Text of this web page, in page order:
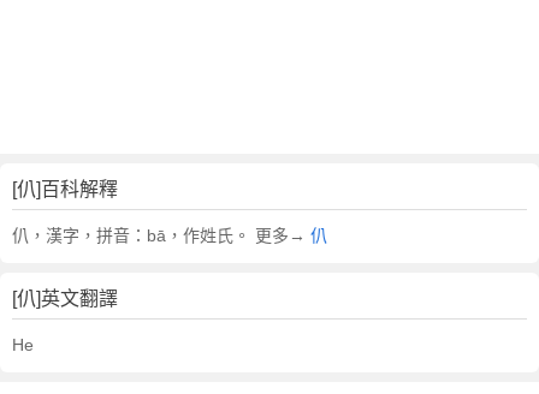
[仈]百科解釋
仈，漢字，拼音：bā，作姓氏。 更多→ 仈
[仈]英文翻譯
He